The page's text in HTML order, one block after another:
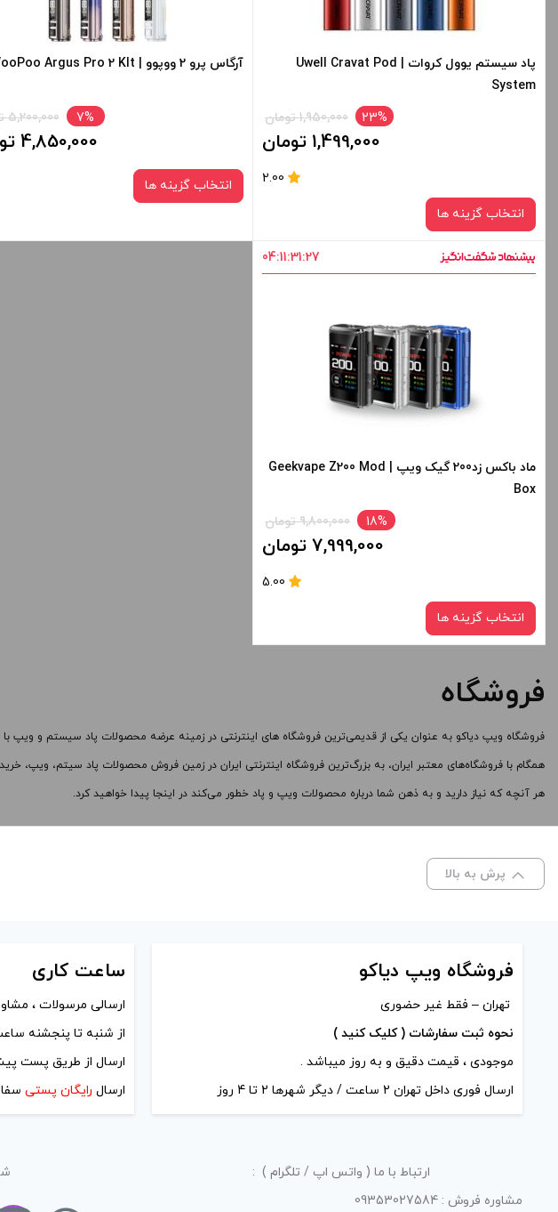
های محصول را از کادر بالا انتخاب کنید.
های محصول را از کادر بالا انتخاب کنید.
+
پاد سیستم یوول کروات | Uwell Cravat Pod
System
23%
1,950,000 تومان
1,499,000 تومان
2.00
انتخاب گزینه ها
برای فعال شدن سبد خرید و نمایش قیمت ، گزینه
های محصول را از کادر بالا انتخاب کنید.
-
آرگاس پرو 2 ووپوو | VooPoo Argus Pro 2 KIt
7% 5,200,000 تومان
4,850,000 تومان
انتخاب گزینه ها
04:11:31:27
ماد باکس زد200 گیک ویپ | Geekvape Z200 Mod
Box
18%
9,800,000 تومان
7,999,000 تومان
5.00
انتخاب گزینه ها
برای فعال شدن سبد خرید و نمایش قیمت ، گزینه
+
فروشگاه
فروشگاه ویپ دیاکو به عنوان یکی از قدیمی‌ترین فروشگاه های اینترنتی در زمینه عرضه محصولات پاد سیستم و ویپ
همگام با فروشگاه‌های معتبر ایران، به بزرگ‌ترین فروشگاه اینترنتی ایران در زمین فروش محصولات پاد سیتم، ویپ،
هر آنچه که نیاز دارید و به ذهن شما درباره محصولات ویپ و پاد خطور می‌کند در اینجا پیدا خواهید کرد.
پرش به بالا
فروشگاه ویپ دیاکو
تهران – فقط غیر حضوری
نحوه ثبت سفارشات ( کلیک کنید )
موجودی ، قیمت دقیق و به روز میباشد .
ارسال فوری داخل تهران 2 ساعت / دیگر شهرها 2 تا 4 روز
ساعت کاری
ارسالی مرسولات ،
از شنبه تا پنجشنه
ارسال از طریق پست
ارسال رایگان پستی
ارتباط با ما ( واتس اپ / تلگرام ) :
مشاوره فروش : 09353027584